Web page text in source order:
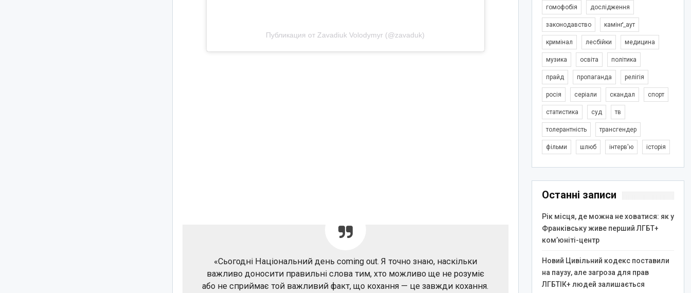
Публикация от Zavadiuk Volodymyr (@zavaduk)
«Сьогодні Національний день coming out. Я точно знаю, наскільки
важливо доносити правильні слова тим, хто можливо ще не розуміє
або не сприймає той важливий факт, що кохання — це завжди кохання.
гомофобія дослідження
законодавство камінґ_аут
кримінал лесбійки медицина
музика освіта політика
прайд пропаганда релігія
росія серіали скандал спорт
статистика суд тв
толерантність трансгендер
фільми шлюб інтерв'ю історія
Останні записи
Рік місця, де можна не ховатися: як у
Франківську живе перший ЛГБТ+
ком’юніті-центр
Новий Цивільний кодекс поставили
на паузу, але загроза для прав
ЛГБТІК+ людей залишається